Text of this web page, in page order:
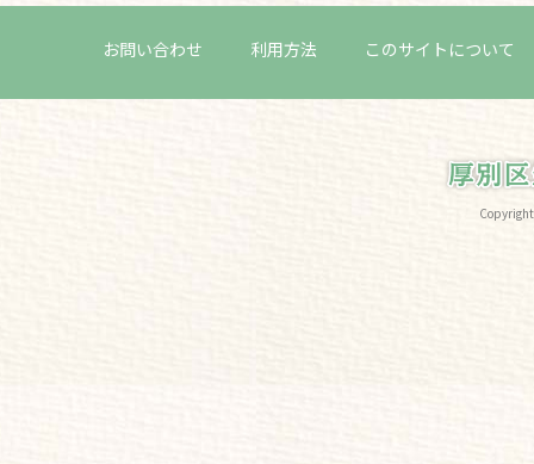
お問い合わせ 利用方法 このサイトについて